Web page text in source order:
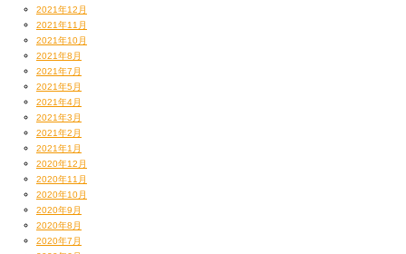
2021年12月
2021年11月
2021年10月
2021年8月
2021年7月
2021年5月
2021年4月
2021年3月
2021年2月
2021年1月
2020年12月
2020年11月
2020年10月
2020年9月
2020年8月
2020年7月